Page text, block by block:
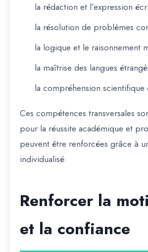
la rédaction et l’expression
la résolution de problèmes
la logique et le raisonnement
la maîtrise des langues
la compréhension scientifique
Ces compétences transversales
pour la réussite académique et
peuvent être renforcées grâce à
individualisé.
Renforcer la
et la confiance